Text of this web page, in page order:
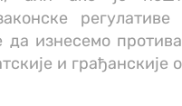
регулативе
да изнесемо
и грађанскије